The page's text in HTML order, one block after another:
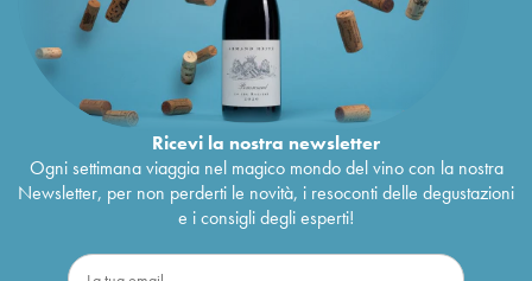
Ricevi la nostra newsletter
Ogni settimana viaggia nel magico mondo del vino con la nostra
Newsletter, per non perderti le novità, i resoconti delle degustazioni
e i consigli degli esperti!